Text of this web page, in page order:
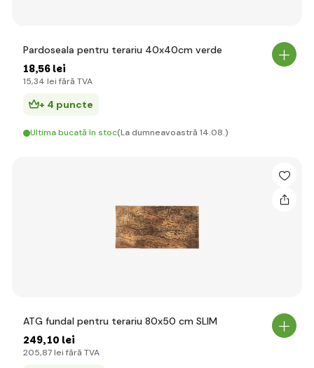
Pardoseala pentru terariu 40x40cm verde
18,56 lei
15,34 lei fără TVA
+ 4 puncte
Ultima bucată în stoc(La dumneavoastră 14.08.)
ATG fundal pentru terariu 80x50 cm SLIM
249,10 lei
205,87 lei fără TVA